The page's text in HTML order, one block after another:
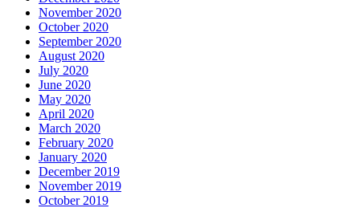
November 2020
October 2020
September 2020
August 2020
July 2020
June 2020
May 2020
April 2020
March 2020
February 2020
January 2020
December 2019
November 2019
October 2019